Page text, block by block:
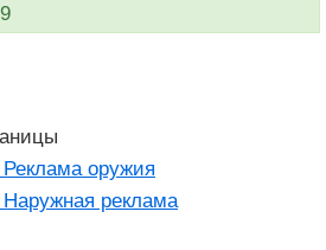
оружия
реклама